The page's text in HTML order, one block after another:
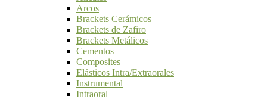
Arcos
Brackets Cerámicos
Brackets de Zafiro
Brackets Metálicos
Cementos
Composites
Elásticos Intra/Extraorales
Instrumental
Intraoral